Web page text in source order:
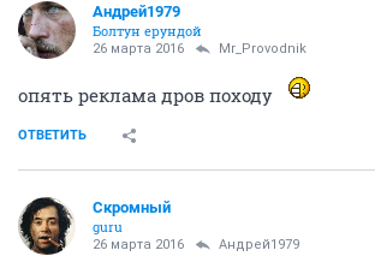
Андрей1979
Болтун ерундой
26 марта 2016 Mr_Provodnik
опять реклама дров походу
ОТВЕТИТЬ
Скромный
guru
26 марта 2016 Андрей1979